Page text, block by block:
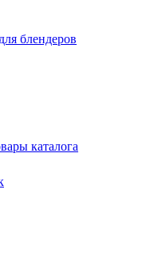
блендеров
каталога